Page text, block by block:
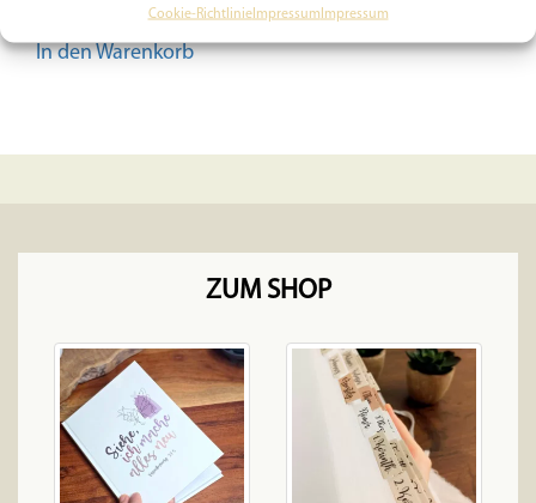
Cookie-RichtlinieImpressum Impressum
In den Warenkorb
ZUM SHOP